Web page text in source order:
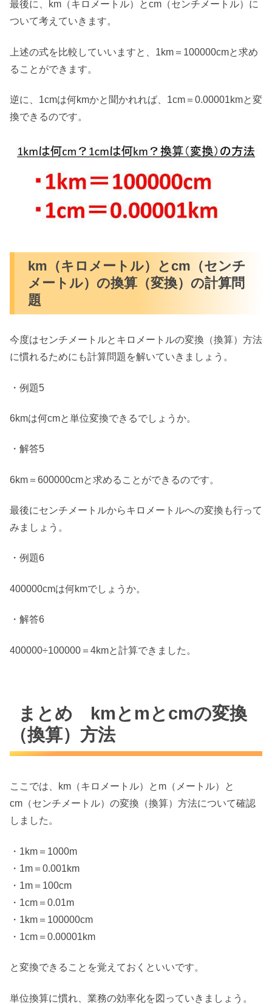
最後に、km（キロメートル）とcm（センチメートル）に
ついて考えていきます。
上述の式を比較していいますと、1km＝100000cmと求め
ることができます。
逆に、1cmは何kmかと聞かれれば、1cm＝0.00001kmと変
換できるのです。
km（キロメートル）とcm（センチ
メートル）の換算（変換）の計算問
題
今度はセンチメートルとキロメートルの変換（換算）方法
に慣れるためにも計算問題を解いていきましょう。
・例題5
6kmは何cmと単位変換できるでしょうか。
・解答5
6km＝600000cmと求めることができるのです。
最後にセンチメートルからキロメートルへの変換も行って
みましょう。
・例題6
400000cmは何kmでしょうか。
・解答6
400000÷100000＝4kmと計算できました。
まとめ kmとmとcmの変換
（換算）方法
ここでは、km（キロメートル）とm（メートル）と
cm（センチメートル）の変換（換算）方法について確認
しました。
・1km＝1000m
・1m＝0.001km
・1m＝100cm
・1cm＝0.01m
・1km＝100000cm
・1cm＝0.00001km
と変換できることを覚えておくといいです。
単位換算に慣れ、業務の効率化を図っていきましょう。